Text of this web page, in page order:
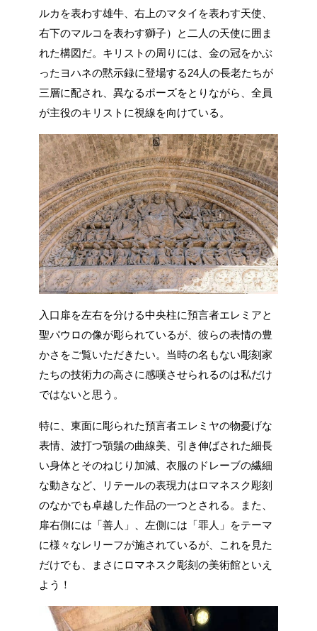
ルカを表わす雄牛、右上のマタイを表わす天使、
右下のマルコを表わす獅子）と二人の天使に囲ま
れた構図だ。キリストの周りには、金の冠をかぶ
ったヨハネの黙示録に登場する24人の長老たちが
三層に配され、異なるポーズをとりながら、全員
が主役のキリストに視線を向けている。
入口扉を左右を分ける中央柱に預言者エレミアと
聖パウロの像が彫られているが、彼らの表情の豊
かさをご覧いただきたい。当時の名もない彫刻家
たちの技術力の高さに感嘆させられるのは私だけ
ではないと思う。
特に、東面に彫られた預言者エレミヤの物憂げな
表情、波打つ顎鬚の曲線美、引き伸ばされた細長
い身体とそのねじり加減、衣服のドレーブの繊細
な動きなど、リテールの表現力はロマネスク彫刻
のなかでも卓越した作品の一つとされる。また、
扉右側には「善人」、左側には「罪人」をテーマ
に様々なレリーフが施されているが、これを見た
だけでも、まさにロマネスク彫刻の美術館といえ
よう！